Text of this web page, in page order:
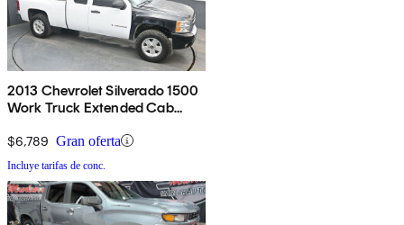
2013 Chevrolet Silverado 1500
Work Truck Extended Cab
$6,789 Gran oferta
Incluye tarifas de conc.